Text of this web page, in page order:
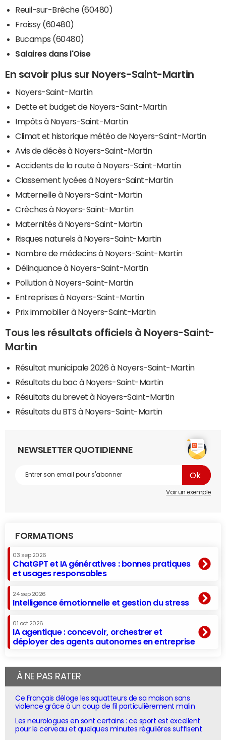
Reuil-sur-Brêche (60480)
Froissy (60480)
Bucamps (60480)
Salaires dans l'Oise
En savoir plus sur Noyers-Saint-Martin
Noyers-Saint-Martin
Dette et budget de Noyers-Saint-Martin
Impôts à Noyers-Saint-Martin
Climat et historique météo de Noyers-Saint-Martin
Avis de décès à Noyers-Saint-Martin
Accidents de la route à Noyers-Saint-Martin
Classement lycées à Noyers-Saint-Martin
Maternelle à Noyers-Saint-Martin
Crèches à Noyers-Saint-Martin
Maternités à Noyers-Saint-Martin
Risques naturels à Noyers-Saint-Martin
Nombre de médecins à Noyers-Saint-Martin
Délinquance à Noyers-Saint-Martin
Pollution à Noyers-Saint-Martin
Entreprises à Noyers-Saint-Martin
Prix immobilier à Noyers-Saint-Martin
Tous les résultats officiels à Noyers-Saint-
Martin
Résultat municipale 2026 à Noyers-Saint-Martin
Résultats du bac à Noyers-Saint-Martin
Résultats du brevet à Noyers-Saint-Martin
Résultats du BTS à Noyers-Saint-Martin
NEWSLETTER QUOTIDIENNE
Voir un exemple
FORMATIONS
03 sep 2026
ChatGPT et IA génératives : bonnes pratiques
et usages responsables
24 sep 2026
Intelligence émotionnelle et gestion du stress
01 oct 2026
IA agentique : concevoir, orchestrer et
déployer des agents autonomes en entreprise
À NE PAS RATER
Ce Français déloge les squatteurs de sa maison sans
violence grâce à un coup de fil particulièrement malin
Les neurologues en sont certains : ce sport est excellent
pour le cerveau et quelques minutes régulières suffisent